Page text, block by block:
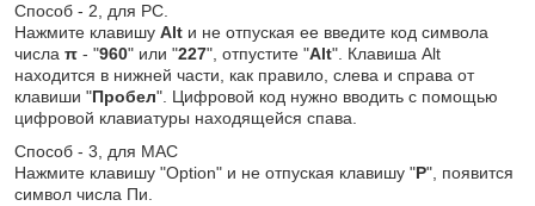
Способ - 2, для PC.
Нажмите клавишуAlt и не отпуская ее введите код символа
числаπ - "960" или "227", отпустите "Alt". Клавиша Alt
находится в нижней части, как правило, слева и справа от
клавиши "Пробел". Цифровой код нужно вводить с помощью
цифровой клавиатуры находящейся спава.
Способ - 3, для MAC
Нажмите клавишу "Option" и не отпуская клавишу "P", появится
символ числа Пи.